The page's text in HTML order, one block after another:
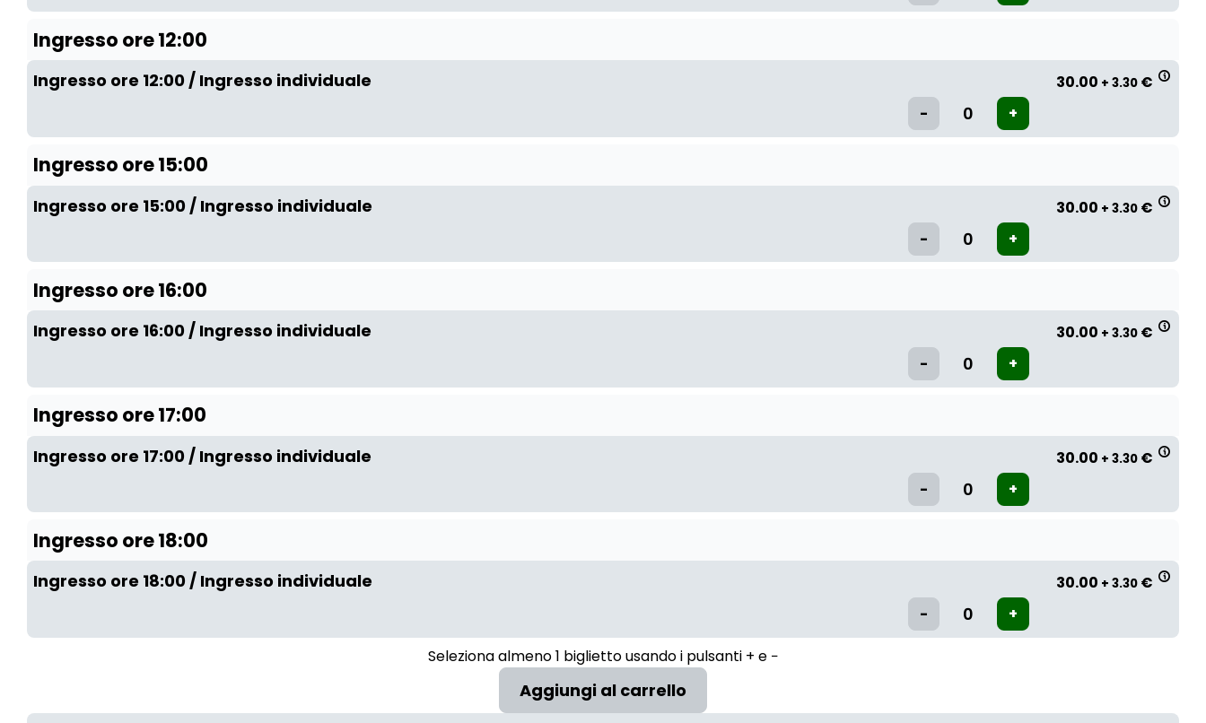
Ingresso ore 12:00
Ingresso ore 12:00 / Ingresso individuale 30.00 + 3.30 €
Ingresso ore 15:00
Ingresso ore 15:00 / Ingresso individuale 30.00 + 3.30 €
Ingresso ore 16:00
Ingresso ore 16:00 / Ingresso individuale 30.00 + 3.30 €
Ingresso ore 17:00
Ingresso ore 17:00 / Ingresso individuale 30.00 + 3.30 €
Ingresso ore 18:00
Ingresso ore 18:00 / Ingresso individuale 30.00 + 3.30 €
Seleziona almeno 1 biglietto usando i pulsanti + e −